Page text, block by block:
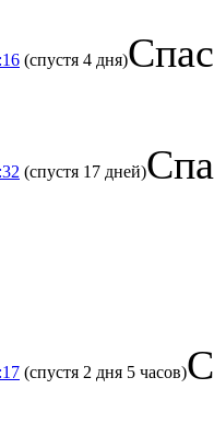
(спустя 4 дня)
(спустя 17 дней)
(спустя 2 дня 5 часов)